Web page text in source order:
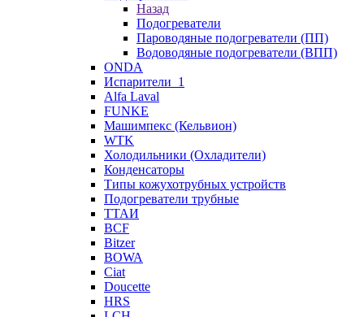
Назад
Подогреватели
Пароводяные подогреватели (ПП)
Водоводяные подогреватели (ВПП)
ONDA
Испарители_1
Alfa Laval
FUNKE
Машимпекс (Кельвион)
WTK
Холодильники (Охладители)
Конденсаторы
Типы кожухотрубных устройств
Подогреватели трубные
ТТАИ
BCF
Bitzer
BOWA
Ciat
Doucette
HRS